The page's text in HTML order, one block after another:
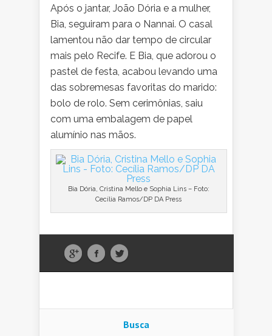
Após o jantar, João Dória e a mulher,
Bia, seguiram para o Nannai. O casal
lamentou não dar tempo de circular
mais pelo Recife. E Bia, que adorou o
pastel de festa, acabou levando uma
das sobremesas favoritas do marido:
bolo de rolo. Sem cerimônias, saiu
com uma embalagem de papel
alumínio nas mãos.
Bia Dória, Cristina Mello e Sophia Lins – Foto:
Cecília Ramos/DP DA Press
Busca